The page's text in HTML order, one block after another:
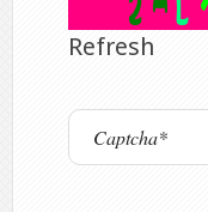
Refresh